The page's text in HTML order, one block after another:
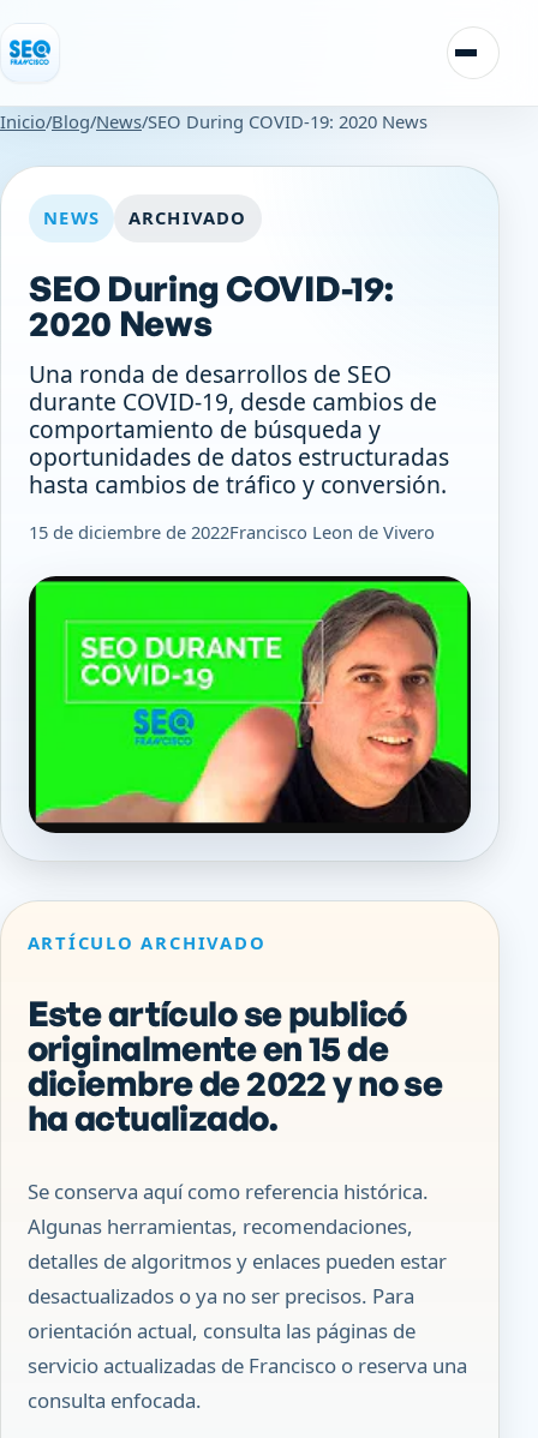
Saltar al contenido
Alternar
Inicio/Blog/News/SEO During COVID-19: 2020 News
NEWS ARCHIVADO
SEO During COVID-19:
2020 News
Una ronda de desarrollos de SEO
durante COVID-19, desde cambios de
comportamiento de búsqueda y
oportunidades de datos estructuradas
hasta cambios de tráfico y conversión.
15 de diciembre de 2022Francisco Leon de Vivero
ARTÍCULO ARCHIVADO
Este artículo se publicó
originalmente en 15 de
diciembre de 2022 y no se
ha actualizado.
Se conserva aquí como referencia histórica.
Algunas herramientas, recomendaciones,
detalles de algoritmos y enlaces pueden estar
desactualizados o ya no ser precisos. Para
orientación actual, consulta las páginas de
servicio actualizadas de Francisco o reserva una
consulta enfocada.